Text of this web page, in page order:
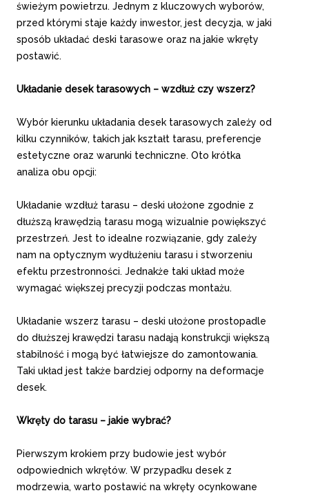
świeżym powietrzu. Jednym z kluczowych wyborów,
przed którymi staje każdy inwestor, jest decyzja, w jaki
sposób układać deski tarasowe oraz na jakie wkręty
postawić.
Układanie desek tarasowych – wzdłuż czy wszerz?
Wybór kierunku układania desek tarasowych zależy od
kilku czynników, takich jak kształt tarasu, preferencje
estetyczne oraz warunki techniczne. Oto krótka
analiza obu opcji:
Układanie wzdłuż tarasu – deski ułożone zgodnie z
dłuższą krawędzią tarasu mogą wizualnie powiększyć
przestrzeń. Jest to idealne rozwiązanie, gdy zależy
nam na optycznym wydłużeniu tarasu i stworzeniu
efektu przestronności. Jednakże taki układ może
wymagać większej precyzji podczas montażu.
Układanie wszerz tarasu – deski ułożone prostopadle
do dłuższej krawędzi tarasu nadają konstrukcji większą
stabilność i mogą być łatwiejsze do zamontowania.
Taki układ jest także bardziej odporny na deformacje
desek.
Wkręty do tarasu – jakie wybrać?
Pierwszym krokiem przy budowie jest wybór
odpowiednich wkrętów. W przypadku desek z
modrzewia, warto postawić na wkręty ocynkowane